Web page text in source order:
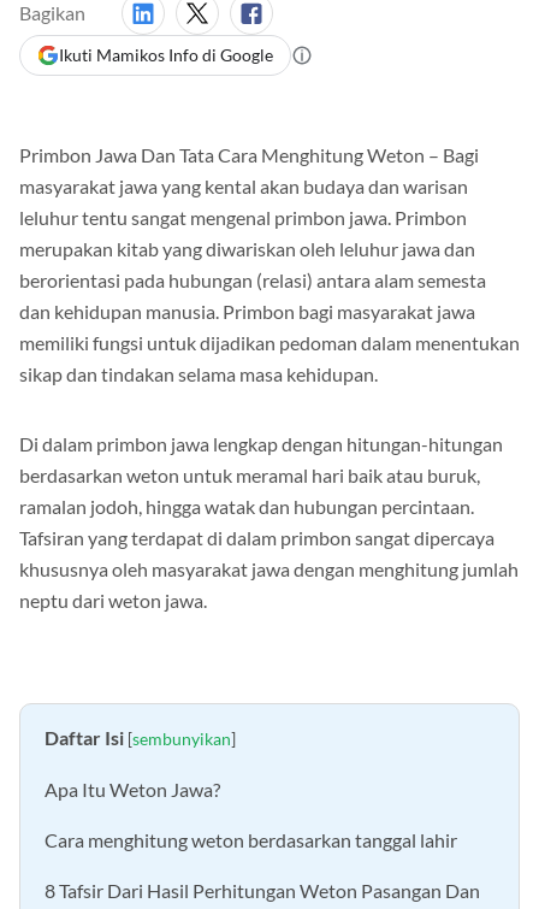
Bagikan
Ikuti Mamikos Info di Google
Primbon Jawa Dan Tata Cara Menghitung Weton – Bagi
masyarakat jawa yang kental akan budaya dan warisan
leluhur tentu sangat mengenal primbon jawa. Primbon
merupakan kitab yang diwariskan oleh leluhur jawa dan
berorientasi pada hubungan (relasi) antara alam semesta
dan kehidupan manusia. Primbon bagi masyarakat jawa
memiliki fungsi untuk dijadikan pedoman dalam menentukan
sikap dan tindakan selama masa kehidupan.
Di dalam primbon jawa lengkap dengan hitungan-hitungan
berdasarkan weton untuk meramal hari baik atau buruk,
ramalan jodoh, hingga watak dan hubungan percintaan.
Tafsiran yang terdapat di dalam primbon sangat dipercaya
khususnya oleh masyarakat jawa dengan menghitung jumlah
neptu dari weton jawa.
Daftar Isi [sembunyikan]
Apa Itu Weton Jawa?
Cara menghitung weton berdasarkan tanggal lahir
8 Tafsir Dari Hasil Perhitungan Weton Pasangan Dan